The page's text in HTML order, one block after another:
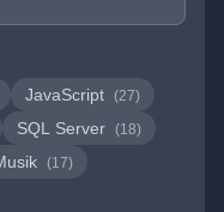
JavaScript (27)
SQL Server (18)
(17)